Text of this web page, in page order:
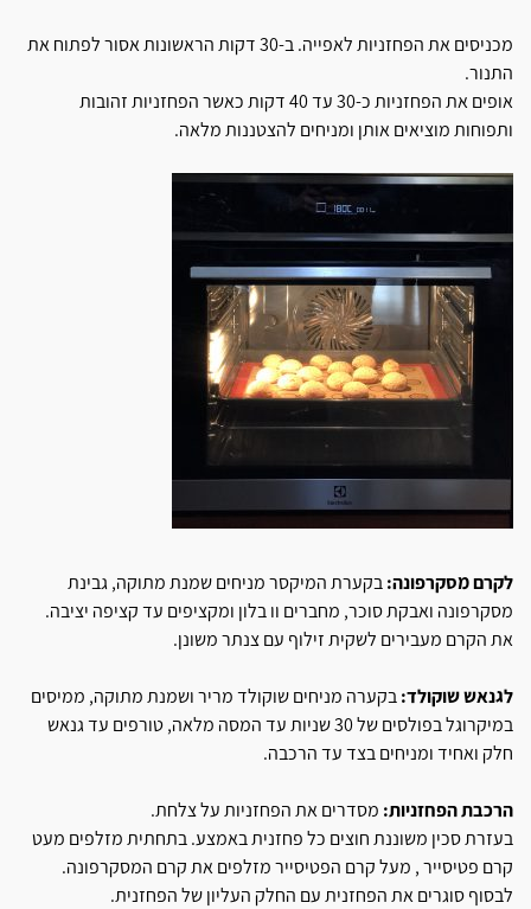
מכניסים את הפחזניות לאפייה. ב-30 דקות הראשונות אסור לפתוח את
התנור.
אופים את הפחזניות כ-30 עד 40 דקות כאשר הפחזניות זהובות
ותפוחות מוציאים אותן ומניחים להצטננות מלאה.
לקרם מסקרפונה: בקערת המיקסר מניחים שמנת מתוקה, גבינת
מסקרפונה ואבקת סוכר, מחברים וו בלון ומקציפים עד קציפה יציבה.
את הקרם מעבירים לשקית זילוף עם צנתר משונן.
לגנאש שוקולד: בקערה מניחים שוקולד מריר ושמנת מתוקה, ממיסים
במיקרוגל בפולסים של 30 שניות עד המסה מלאה, טורפים עד גנאש
חלק ואחיד ומניחים בצד עד הרכבה.
הרכבת הפחזניות: מסדרים את הפחזניות על צלחת.
בעזרת סכין משוננת חוצים כל פחזנית באמצע. בתחתית מזלפים מעט
קרם פטיסייר , מעל קרם הפטיסייר מזלפים את קרם המסקרפונה.
לבסוף סוגרים את הפחזנית עם החלק העליון של הפחזנית.